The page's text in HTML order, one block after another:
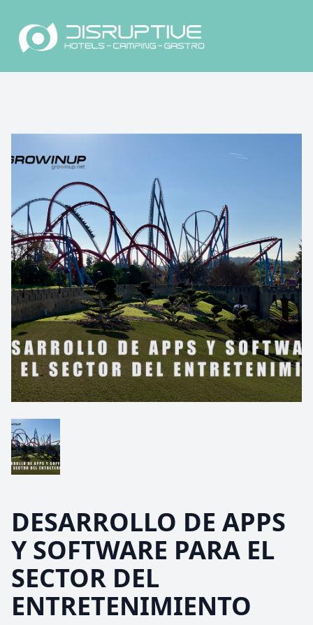
DESARROLLO DE APPS
Y SOFTWARE PARA EL
SECTOR DEL
ENTRETENIMIENTO